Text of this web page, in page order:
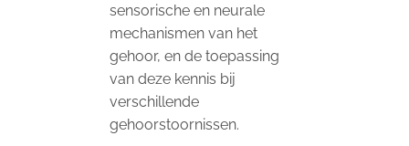
sensorische en neurale
mechanismen van het
gehoor, en de toepassing
van deze kennis bij
verschillende
gehoorstoornissen.